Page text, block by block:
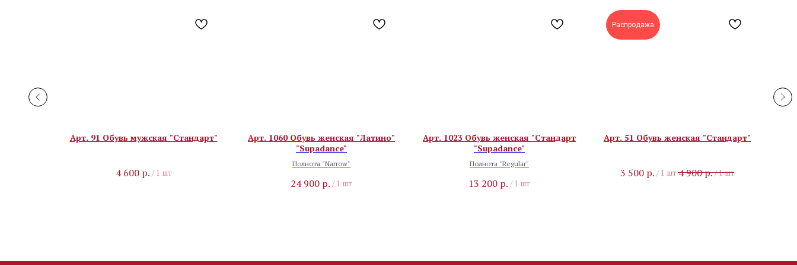
Арт. 91 Обувь мужская "Стандарт"
4 600 р. / 1 шт
Арт. 1060 Обувь женская "Латино"
"Supadance"
Полнота "Narrow"
24 900 р. / 1 шт
Арт. 1023 Обувь женская "Стандарт
"Supadance"
Полнота "Regular"
13 200 р. / 1 шт
Распродажа
Арт. 51 Обувь женская "Стандарт"
3 500 р. / 1 шт4 900р./1 шт